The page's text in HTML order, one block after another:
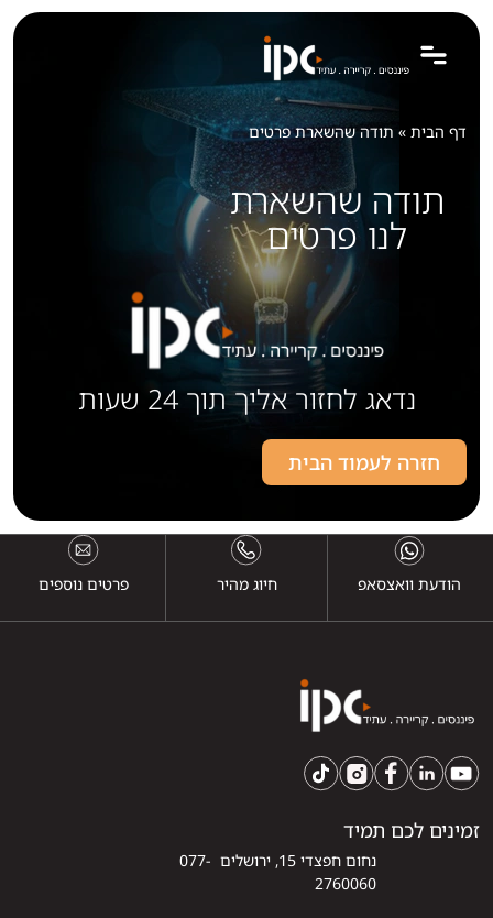
לתוכן
דף הבית » תודה שהשארת פרטים
תודה שהשארת
לנו פרטים
נדאג לחזור אליך תוך 24 שעות
חזרה לעמוד הבית
הודעת וואצסאפ חיוג מהיר פרטים נוספים
זמינים לכם תמיד
נחום חפצדי 15, ירושלים 077-
2760060